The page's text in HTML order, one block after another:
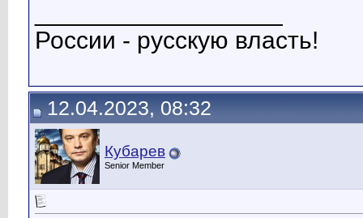
России - русскую власть!
12.04.2023, 08:32
Кубарев
Senior Member